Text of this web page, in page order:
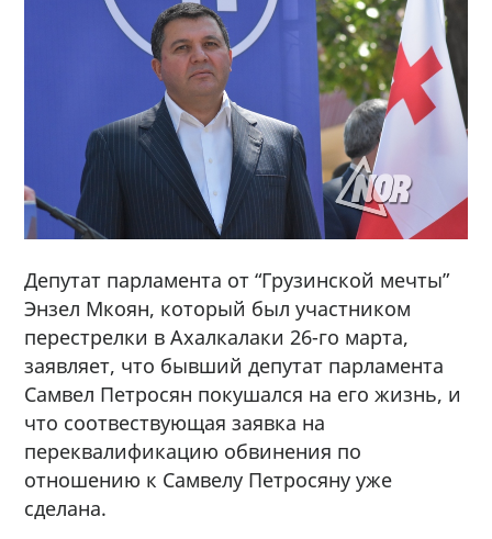
Депутат парламента от “Грузинской мечты”
Энзел Мкоян, который был участником
перестрелки в Ахалкалаки 26-го марта,
заявляет, что бывший депутат парламента
Самвел Петросян покушался на его жизнь, и
что соотвествующая заявка на
переквалификацию обвинения по
отношению к Самвелу Петросяну уже
сделана.